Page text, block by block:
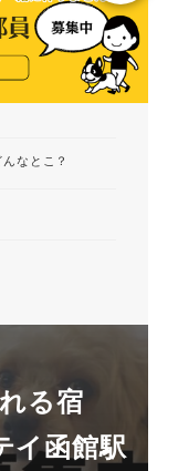
なとこ？
る宿
イ函館駅